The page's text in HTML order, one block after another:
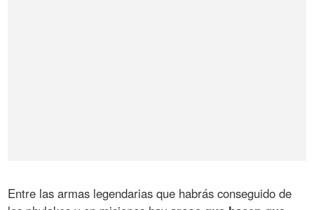
Entre las armas legendarias que habrás conseguido de